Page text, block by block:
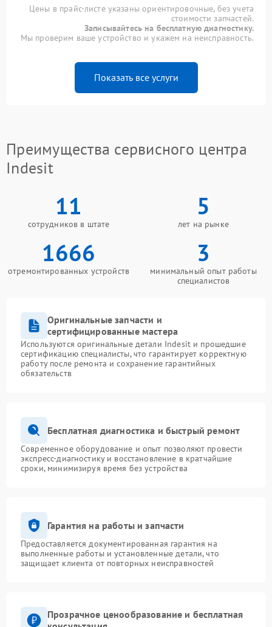
Цены в прайс-листе указаны ориентировочные, без учета
стоимости запчастей.
Записывайтесь на бесплатную диагностику.
Мы проверим ваше устройство и укажем на неисправность.
Показать все услуги
Преимущества сервисного центра
Indesit
11
сотрудников в штате
5
лет на рынке
1666
отремонтированных устройств
3
минимальный опыт работы
специалистов
Оригинальные запчасти и
сертифицированные мастера
Используются оригинальные детали Indesit и прошедшие
сертификацию специалисты, что гарантирует корректную
работу после ремонта и сохранение гарантийных
обязательств
Бесплатная диагностика и быстрый ремонт
Современное оборудование и опыт позволяют провести
экспресс-диагностику и восстановление в кратчайшие
сроки, минимизируя время без устройства
Гарантия на работы и запчасти
Предоставляется документированная гарантия на
выполненные работы и установленные детали, что
защищает клиента от повторных неисправностей
Прозрачное ценообразование и бесплатная